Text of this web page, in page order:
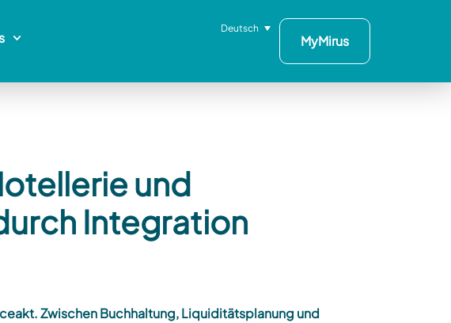
MyMirus
Deutsch
und
Integration
Zwischen Buchhaltung, Liquiditätsplanung und